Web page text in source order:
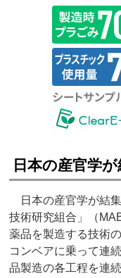
日本の産官学
日本の産官学が結
技術研究組合」（
薬品を製造する技術
コンベアに乗って連
品製造の各工程を連